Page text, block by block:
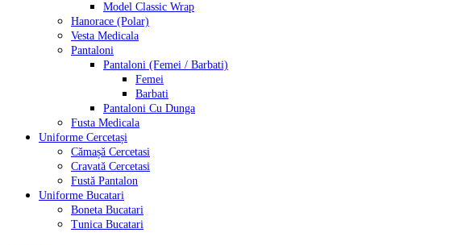
Model Classic Wrap
Hanorace (Polar)
Vesta Medicala
Pantaloni
Pantaloni (Femei / Barbati)
Femei
Barbati
Pantaloni Cu Dunga
Fusta Medicala
Uniforme Cercetași
Cămașă Cercetasi
Cravată Cercetasi
Fustă Pantalon
Uniforme Bucatari
Boneta Bucatari
Tunica Bucatari